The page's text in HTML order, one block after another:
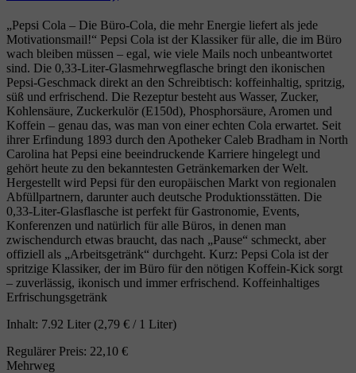
„Pepsi Cola – Die Büro‑Cola, die mehr Energie liefert als jede
Motivationsmail!“ Pepsi Cola ist der Klassiker für alle, die im Büro
wach bleiben müssen – egal, wie viele Mails noch unbeantwortet
sind. Die 0,33‑Liter‑Glasmehrwegflasche bringt den ikonischen
Pepsi‑Geschmack direkt an den Schreibtisch: koffeinhaltig, spritzig,
süß und erfrischend. Die Rezeptur besteht aus Wasser, Zucker,
Kohlensäure, Zuckerkulör (E150d), Phosphorsäure, Aromen und
Koffein – genau das, was man von einer echten Cola erwartet. Seit
ihrer Erfindung 1893 durch den Apotheker Caleb Bradham in North
Carolina hat Pepsi eine beeindruckende Karriere hingelegt und
gehört heute zu den bekanntesten Getränkemarken der Welt.
Hergestellt wird Pepsi für den europäischen Markt von regionalen
Abfüllpartnern, darunter auch deutsche Produktionsstätten. Die
0,33‑Liter‑Glasflasche ist perfekt für Gastronomie, Events,
Konferenzen und natürlich für alle Büros, in denen man
zwischendurch etwas braucht, das nach „Pause“ schmeckt, aber
offiziell als „Arbeitsgetränk“ durchgeht. Kurz: Pepsi Cola ist der
spritzige Klassiker, der im Büro für den nötigen Koffein‑Kick sorgt
– zuverlässig, ikonisch und immer erfrischend. Koffeinhaltiges
Erfrischungsgetränk
Inhalt: 7.92 Liter (2,79 € / 1 Liter)
Regulärer Preis: 22,10 €
Mehrweg